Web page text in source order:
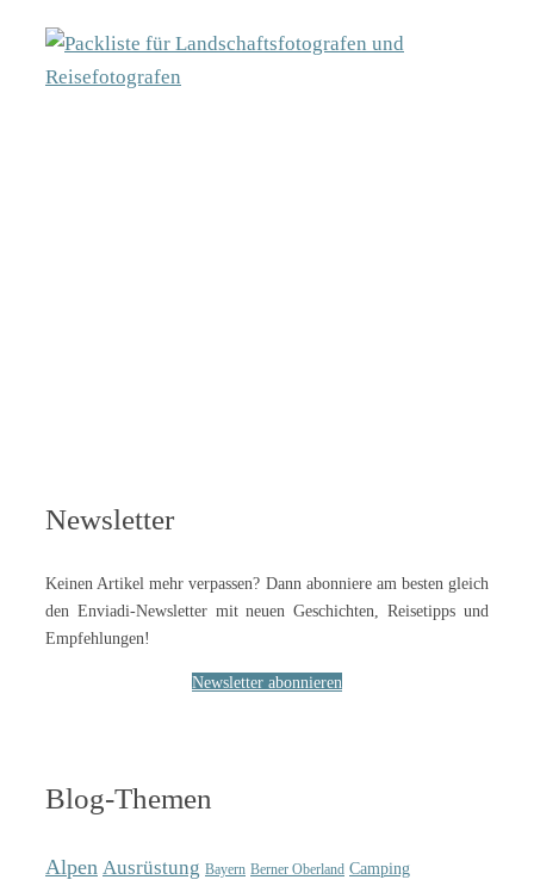
Newsletter
Keinen Artikel mehr verpassen? Dann abonniere am besten gleich
den Enviadi-Newsletter mit neuen Geschichten, Reisetipps und
Empfehlungen!
Newsletter abonnieren
Blog-Themen
Alpen Ausrüstung Bayern Berner Oberland Camping